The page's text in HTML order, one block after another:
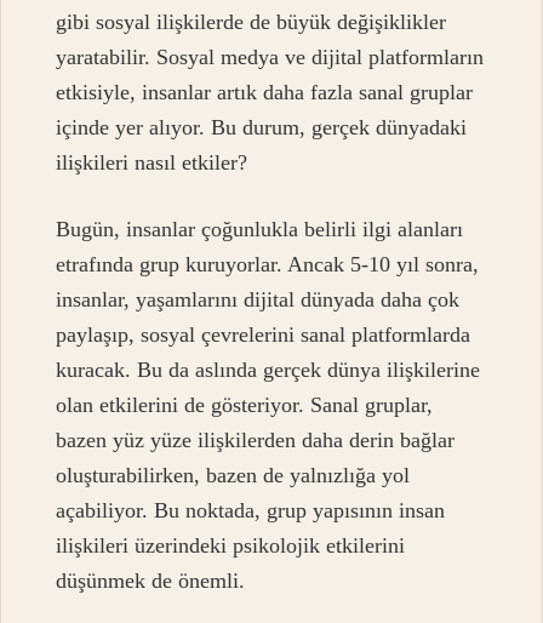
gibi sosyal ilişkilerde de büyük değişiklikler
yaratabilir. Sosyal medya ve dijital platformların
etkisiyle, insanlar artık daha fazla sanal gruplar
içinde yer alıyor. Bu durum, gerçek dünyadaki
ilişkileri nasıl etkiler?
Bugün, insanlar çoğunlukla belirli ilgi alanları
etrafında grup kuruyorlar. Ancak 5-10 yıl sonra,
insanlar, yaşamlarını dijital dünyada daha çok
paylaşıp, sosyal çevrelerini sanal platformlarda
kuracak. Bu da aslında gerçek dünya ilişkilerine
olan etkilerini de gösteriyor. Sanal gruplar,
bazen yüz yüze ilişkilerden daha derin bağlar
oluşturabilirken, bazen de yalnızlığa yol
açabiliyor. Bu noktada, grup yapısının insan
ilişkileri üzerindeki psikolojik etkilerini
düşünmek de önemli.